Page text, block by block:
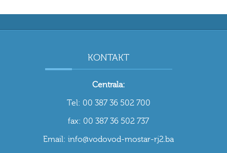
KONTAKT
Centrala:
Tel: 00 387 36 502 700
fax: 00 387 36 502 737
Email: info@vodovod-mostar-rj2.ba